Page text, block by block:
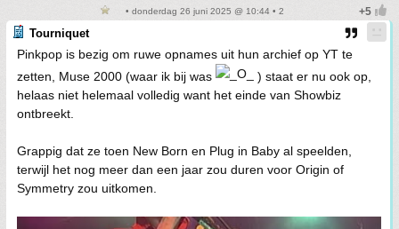
• donderdag 26 juni 2025 @ 10:44 • 2
Tourniquet
Pinkpop is bezig om ruwe opnames uit hun archief op YT te
zetten, Muse 2000 (waar ik bij was
) staat er nu ook op,
helaas niet helemaal volledig want het einde van Showbiz
ontbreekt.
Grappig dat ze toen New Born en Plug in Baby al speelden,
terwijl het nog meer dan een jaar zou duren voor Origin of
Symmetry zou uitkomen.